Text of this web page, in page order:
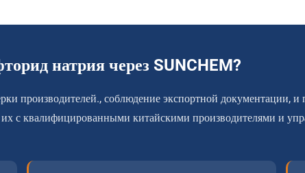
натрия через SUNCHEM?
производителей., соблюдение экспортной документации,
с квалифицированными китайскими производителями и